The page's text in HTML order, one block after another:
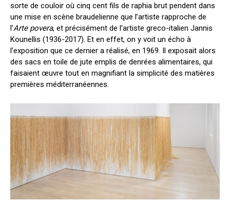
sorte de couloir où cinq cent fils de raphia brut pendent dans
une mise en scène braudelienne que l’artiste rapproche de
l’Arte povera, et précisément de l’artiste greco-italien Jannis
Kounellis (1936-2017). Et en effet, on y voit un écho à
l’exposition que ce dernier a réalisé, en 1969. Il exposait alors
des sacs en toile de jute emplis de denrées alimentaires, qui
faisaient œuvre tout en magnifiant la simplicité des matières
premières méditerranéennes.